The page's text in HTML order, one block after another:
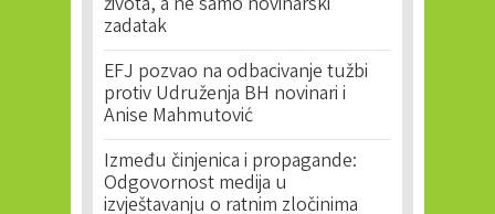
zadatak
EFJ pozvao na odbacivanje tužbi
protiv Udruženja BH novinari i
Anise Mahmutović
Između činjenica i propagande:
Odgovornost medija u
izvještavanju o ratnim zločinima